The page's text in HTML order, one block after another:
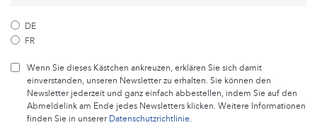
DE
FR
Wenn Sie dieses Kästchen ankreuzen, erklären Sie sich damit
einverstanden, unseren Newsletter zu erhalten. Sie können den
Newsletter jederzeit und ganz einfach abbestellen, indem Sie auf den
Abmeldelink am Ende jedes Newsletters klicken. Weitere Informationen
finden Sie in unsererDatenschutzrichtlinie.